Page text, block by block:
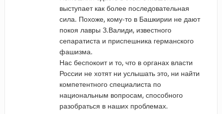
выступает как более последовательная
сила. Похоже, кому-то в Башкирии не дают
покоя лавры З.Валиди, известного
сепаратиста и приспешника германского
фашизма.
Нас беспокоит и то, что в органах власти
России не хотят ни услышать это, ни найти
компетентного специалиста по
национальным вопросам, способного
разобраться в наших проблемах.